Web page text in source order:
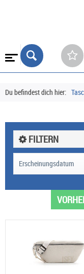
Du befindest dich hier:
FILTERN